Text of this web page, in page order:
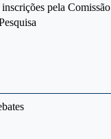
pela Comissão